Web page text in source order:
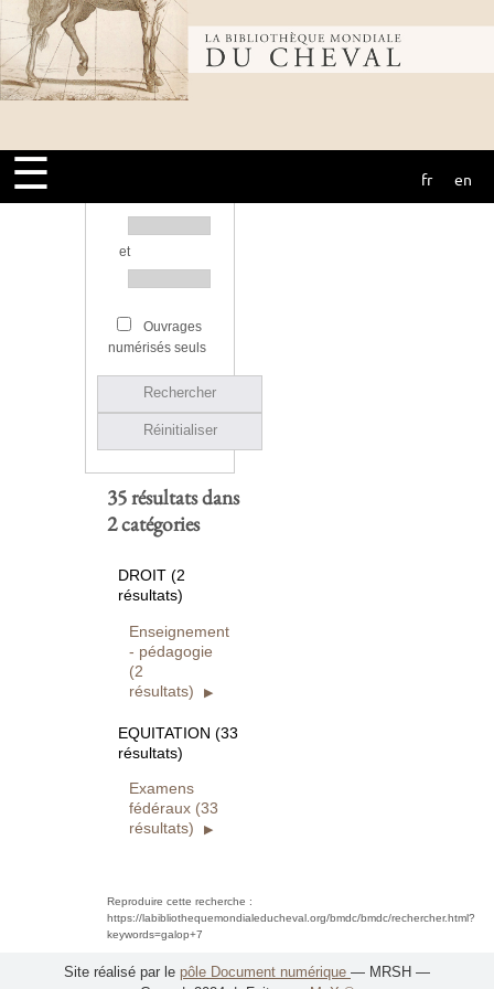
Bibliothèque
mondiale du
cheval
☰ fr en
Source
et
Ouvrages
numérisés seuls
Rechercher
Réinitialiser
35 résultats dans
2 catégories
DROIT (2
résultats)
Enseignement
- pédagogie
(2
résultats)
EQUITATION (33
résultats)
Examens
fédéraux (33
résultats)
Reproduire cette recherche :
https://labibliothequemondialeducheval.org/bmdc/bmdc/rechercher.html?
keywords=galop+7
Site réalisé par le pôle Document numérique — MRSH —